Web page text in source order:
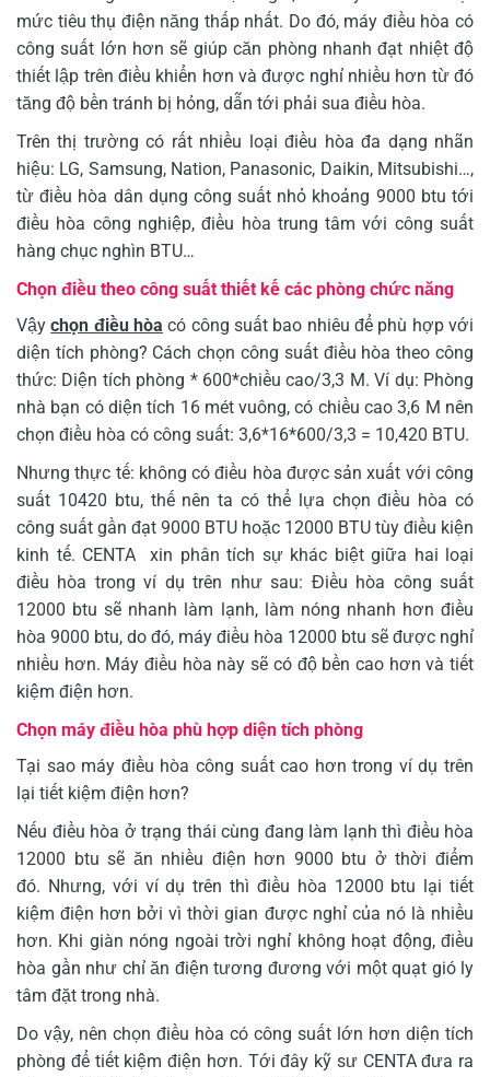
mức tiêu thụ điện năng thấp nhất. Do đó, máy điều hòa có
công suất lớn hơn sẽ giúp căn phòng nhanh đạt nhiệt độ
thiết lập trên điều khiển hơn và được nghỉ nhiều hơn từ đó
tăng độ bền tránh bị hỏng, dẫn tới phải sua điều hòa.
Trên thị trường có rất nhiều loại điều hòa đa dạng nhãn
hiệu: LG, Samsung, Nation, Panasonic, Daikin, Mitsubishi…,
từ điều hòa dân dụng công suất nhỏ khoảng 9000 btu tới
điều hòa công nghiệp, điều hòa trung tâm với công suất
hàng chục nghìn BTU…
Chọn điều theo công suất thiết kế các phòng chức năng
Vậychọn điều hòa có công suất bao nhiêu để phù hợp với
diện tích phòng? Cách chọn công suất điều hòa theo công
thức: Diện tích phòng * 600*chiều cao/3,3 M. Ví dụ: Phòng
nhà bạn có diện tích 16 mét vuông, có chiều cao 3,6 M nên
chọn điều hòa có công suất: 3,6*16*600/3,3 = 10,420 BTU.
Nhưng thực tế: không có điều hòa được sản xuất với công
suất 10420 btu, thế nên ta có thể lựa chọn điều hòa có
công suất gần đạt 9000 BTU hoặc 12000 BTU tùy điều kiện
kinh tế. CENTA xin phân tích sự khác biệt giữa hai loại
điều hòa trong ví dụ trên như sau: Điều hòa công suất
12000 btu sẽ nhanh làm lạnh, làm nóng nhanh hơn điều
hòa 9000 btu, do đó, máy điều hòa 12000 btu sẽ được nghỉ
nhiều hơn. Máy điều hòa này sẽ có độ bền cao hơn và tiết
kiệm điện hơn.
Chọn máy điều hòa phù hợp diện tích phòng
Tại sao máy điều hòa công suất cao hơn trong ví dụ trên
lại tiết kiệm điện hơn?
Nếu điều hòa ở trạng thái cùng đang làm lạnh thì điều hòa
12000 btu sẽ ăn nhiều điện hơn 9000 btu ở thời điểm
đó. Nhưng, với ví dụ trên thì điều hòa 12000 btu lại tiết
kiệm điện hơn bởi vì thời gian được nghỉ của nó là nhiều
hơn. Khi giàn nóng ngoài trời nghỉ không hoạt động, điều
hòa gần như chỉ ăn điện tương đương với một quạt gió ly
tâm đặt trong nhà.
Do vậy, nên chọn điều hòa có công suất lớn hơn diện tích
phòng để tiết kiệm điện hơn. Tới đây kỹ sư CENTA đưa ra